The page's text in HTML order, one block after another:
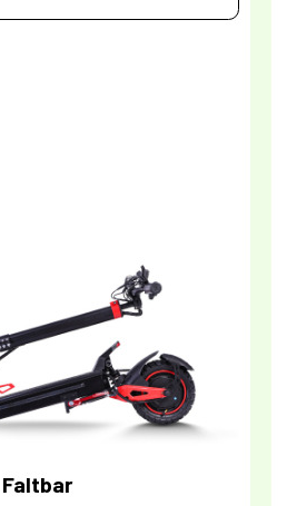
Faltbar